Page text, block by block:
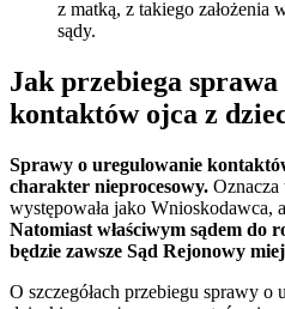
z matką, z takiego założenia
sądy.
Jak przebiega sprawa
kontaktów ojca z
Sprawy o uregulowanie
charakter nieprocesowy. Oznacza
występowała jako Wnioskodawca,
Natomiast właściwym sądem do
będzie zawsze Sąd Rejonowy
O szczegółach przebiegu sprawy